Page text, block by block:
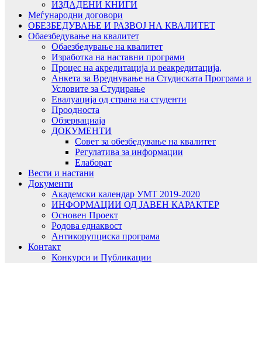
ИЗДАДЕНИ КНИГИ
Меѓународни договори
ОБЕЗБЕДУВАЊЕ И РАЗВОЈ НА КВАЛИТЕТ
Обаезбедување на квалитет
Обаезбедување на квалитет
Изработка на наставни програми
Процес на акредитација и реакредитација,
Анкета за Вреднување на Студиската Програма и
Условите за Студирање
Евалуација од страна на студенти
Проодноста
Обзервациаја
ДОКУМЕНТИ
Совет за обезбедување на квалитет
Регулатива за информации
Елаборат
Вести и настани
Документи
Академски календар УМТ 2019-2020
ИНФОРМАЦИИ ОД ЈАВЕН КАРАКТЕР
Основен Проект
Родова еднаквост
Антикорупциска програма
Контакт
Конкурси и Публикации